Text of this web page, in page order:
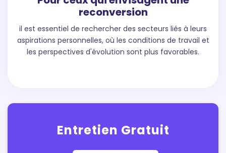
reconversion
il est essentiel de rechercher des secteurs liés à leurs
aspirations personnelles, où les conditions de travail et
les perspectives d'évolution sont plus favorables.
Entretien Gratuit